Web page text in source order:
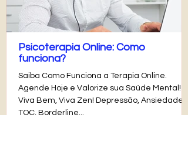
Psicoterapia Online: Como
funciona?
Saiba Como Funciona a Terapia Online.
Agende Hoje e Valorize sua Saúde Mental!
Viva Bem, Viva Zen! Depressão, Ansiedade,
TOC, Borderline...